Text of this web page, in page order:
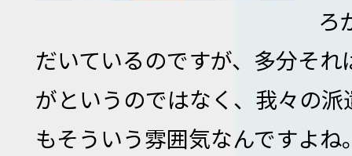
ろ
だいているのですが、多分そ
がというのではなく、我々の
もそういう雰囲気なんですよ